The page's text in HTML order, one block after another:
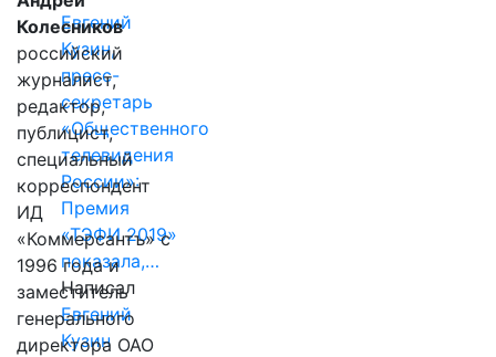
Евгений
Кузин,
пресс-
секретарь
«Общественного
телевидения
России»:
Премия
«ТЭФИ 2019»
показала,…
Написал
Евгений
Кузин
Колесников
российский
журналист,
редактор,
публицист,
специальный
корреспондент
ИД
«Коммерсантъ» с
1996 года и
заместитель
генерального
директора ОАО